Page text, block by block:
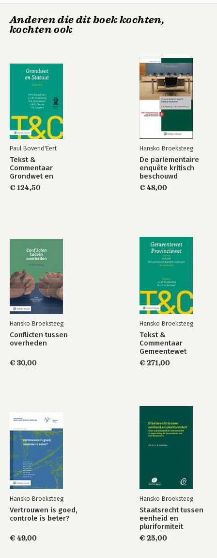
Boom Basics
Goederenrecht
Bekijk alle boeken
Anderen die dit boek kochten,
kochten ook
Paul Bovend'Eert
Tekst &
Commentaar
Grondwet en
Statuut
€ 124,50
Hansko Broeksteeg
De parlementaire
enquête kritisch
beschouwd
€ 48,00
Hansko Broeksteeg
Conflicten tussen
overheden
€ 30,00
Hansko Broeksteeg
Tekst &
Commentaar
Gemeentewet
Provinciewet
€ 271,00
Hansko Broeksteeg
Vertrouwen is goed,
controle is beter?
€ 49,00
Hansko Broeksteeg
Staatsrecht tussen
eenheid en
pluriformiteit
€ 25,00